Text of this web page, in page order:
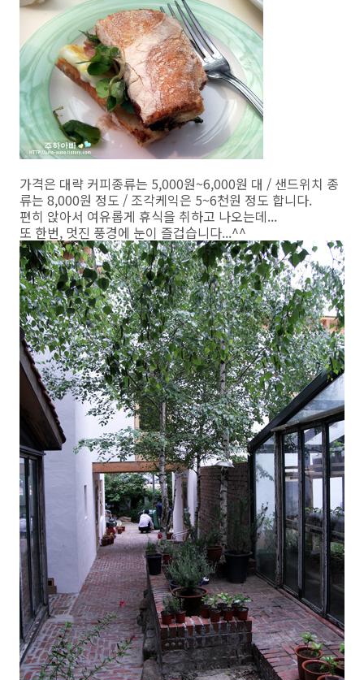
가격은 대략 커피종류는 5,000원~6,000원 대 / 샌드위치 종
류는 8,000원 정도 / 조각케익은 5~6천원 정도 합니다.
편히 앉아서 여유롭게 휴식을 취하고 나오는데...
또 한번, 멋진 풍경에 눈이 즐겁습니다...^^